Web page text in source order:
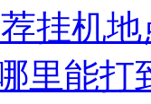
挂机地
里能